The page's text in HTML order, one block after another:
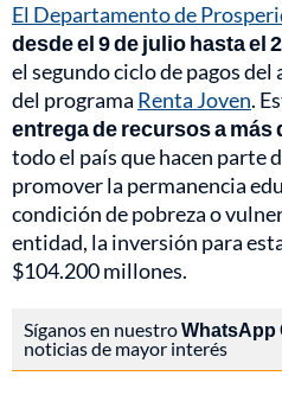
El Departamento de
desde el 9 de julio hasta el
el segundo ciclo de pagos
del programa Renta Joven.
entrega de recursos a más
todo el país que hacen parte
promover la permanencia
condición de pobreza o
entidad, la inversión para
$104.200 millones.
Síganos en nuestroWhatsApp
noticias de mayor interés